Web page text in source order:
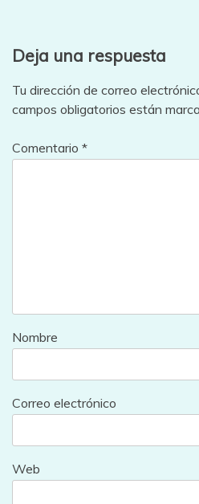
Deja una respuesta
Tu dirección de correo
campos obligatorios están
Comentario *
Nombre
Correo electrónico
Web